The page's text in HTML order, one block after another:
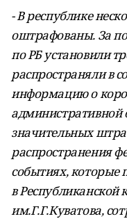
- В республике
оштрафованы. За
по РБ установили
распространяли в
информацию о
административной
значительных
распространения
событиях, которые
в Республиканской
им.Г.Г.Куватова,